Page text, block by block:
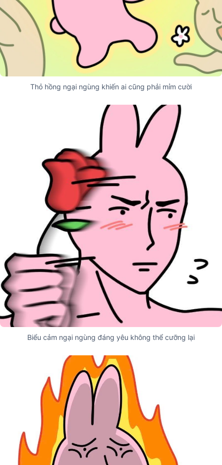
Thỏ hồng ngại ngùng khiến ai cũng phải mỉm cười
Biểu cảm ngại ngùng đáng yêu không thể cưỡng lại